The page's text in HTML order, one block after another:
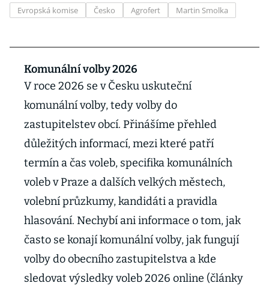
Evropská komise Česko Agrofert Martin Smolka
Komunální volby 2026
V roce 2026 se v Česku uskuteční
komunální volby, tedy volby do
zastupitelstev obcí. Přinášíme přehled
důležitých informací, mezi které patří
termín a čas voleb, specifika komunálních
voleb v Praze a dalších velkých městech,
volební průzkumy, kandidáti a pravidla
hlasování. Nechybí ani informace o tom, jak
často se konají komunální volby, jak fungují
volby do obecního zastupitelstva a kde
sledovat výsledky voleb 2026 online (články